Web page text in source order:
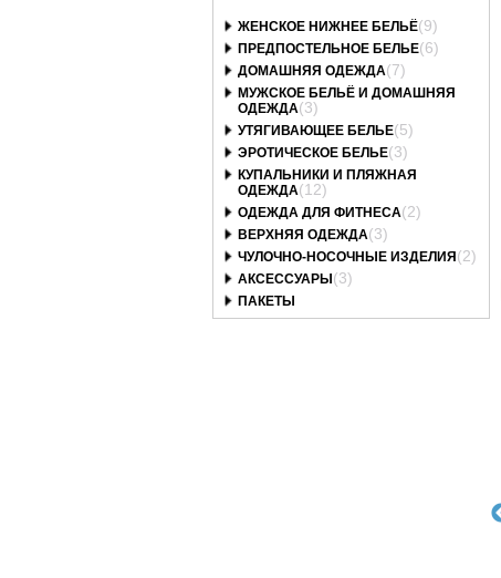
ЖЕНСКОЕ НИЖНЕЕ БЕЛЬЁ(9)
ПРЕДПОСТЕЛЬНОЕ БЕЛЬЕ(6)
ДОМАШНЯЯ ОДЕЖДА(7)
МУЖСКОЕ БЕЛЬЁ И ДОМАШНЯЯ
ОДЕЖДА(3)
УТЯГИВАЮЩЕЕ БЕЛЬЕ(5)
ЭРОТИЧЕСКОЕ БЕЛЬЕ(3)
КУПАЛЬНИКИ И ПЛЯЖНАЯ
ОДЕЖДА(12)
ОДЕЖДА ДЛЯ ФИТНЕСА(2)
ВЕРХНЯЯ ОДЕЖДА(3)
ЧУЛОЧНО-НОСОЧНЫЕ ИЗДЕЛИЯ (2)
АКСЕССУАРЫ (3)
ПАКЕТЫ